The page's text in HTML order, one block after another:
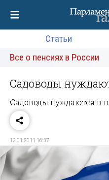
Статьи
Все о пенсиях в России
Садоводы
Садоводы нуждаются в
12.01.2011 16:37